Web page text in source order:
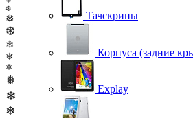
❆
❅
❆
❄
❄
❅
❅
❄
❄
Тачскрины
Корпуса (задние
Explay